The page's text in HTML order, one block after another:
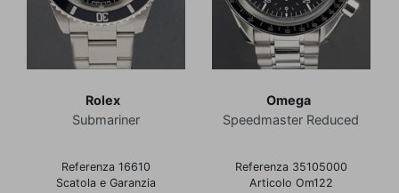
Rolex
Submariner
Referenza 16610
Scatola e Garanzia
Omega
Speedmaster Reduced
Referenza 35105000
Articolo Om122